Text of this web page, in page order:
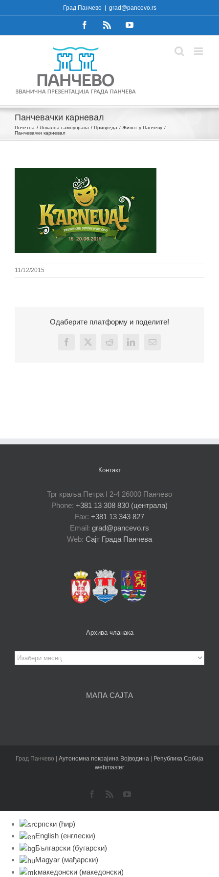
to
Град Панчево grad@pancevo.rs
FacebookRss YouTube
Панчевачки карневал
Почетна Локална самоуправа Привреда
Живот у Панчеву
Панчевачки карневал
11/12/2015
Одаберите платформу и поделите!
Facebook
X Reddit LinkedInEmail
Контакт
Трг краља Петра I 2-4 26000 Панчево
Phone: +381 13 308 830 (централа)
Fax: +381 13 343 827
Email: grad@pancevo.rs
Web: Сајт Града Панчева
Архива чланака
Архива
чланака
МАПА САЈТА
Град Панчево | Аутономна покрајина Војводина | Република Србија
webmaster
Facebook
Rss YouTube
српски (ћир)
English (енглески)
Български (бугарски)
Magyar (мађарски)
македонски (македонски)